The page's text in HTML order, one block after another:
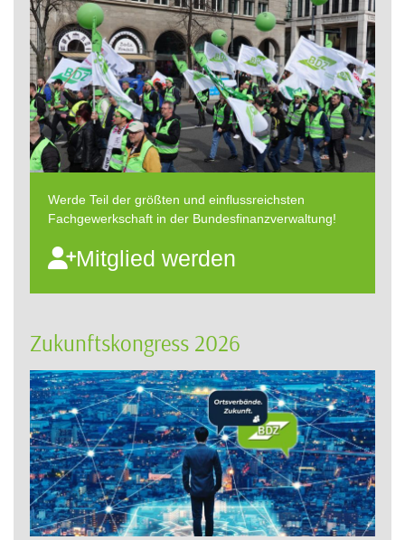
Werde Teil der größten und einflussreichsten
Fachgewerkschaft in der Bundesfinanzverwaltung!
Mitglied werden
Zukunftskongress 2026